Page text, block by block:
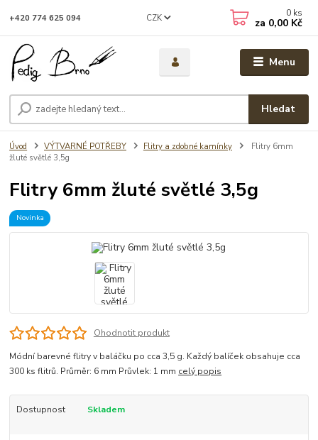
Menu
CZK
Hledat
+420 774 625 094 0 ks
za 0,00 Kč
Úvod VÝTVARNÉ POTŘEBY Flitry a zdobné kamínky
Flitry 6mm
žluté světlé 3,5g
Flitry 6mm žluté světlé 3,5g
Novinka
Ohodnotit produkt
Módní barevné flitry v baláčku po cca 3,5 g. Každý balíček obsahuje cca
300 ks flitrů. Průměr: 6 mm Průvlek: 1 mm celý popis
Dostupnost Skladem